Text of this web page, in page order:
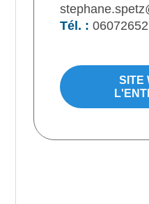
Tél. :
SITE